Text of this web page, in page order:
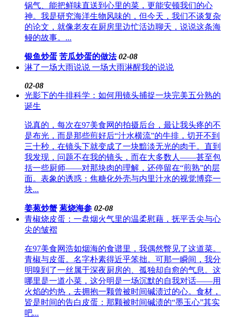
锅气、能把鲜味直送到心里的菜，更能安顿我们的心
神。我是研究海洋生物风味的，但今天，我们不谈复杂
的论文，就像老友在厨房里边忙活边聊天，说说这条海
鳗的故事。...
银鱼炒蛋 苦瓜炒蛋的做法 02-08
淋了一场大雨说说 一场大雨淋醒我的说说
02-08
光影下的牛排科学：如何用镜头捕捉一块完美五分熟的
诞生
说真的，每次在97美食网的拍摄后台，最让我头疼的不
是布光，而是那些煎好后“汁水横流”的牛排，切开不到
三十秒，在镜头下就变成了一块黯淡无光的肉干。直到
我发现，问题不在我的镜头，而在大多数人——甚至包
括一些厨师——对那块肉的理解，还停留在“煎熟”的层
面。表象的诱惑：焦糖化外壳与内里汁水的视觉博弈一
块...
姜葱炒蟹 葱烧海参 02-08
青椒烧皮蛋：一盘烟火气里的温柔慰藉，抚平舌尖与心
尖的皱褶
在97美食网浩如烟海的食谱里，我偶然瞥见了这道菜。
青椒与皮蛋。名字朴素得近乎笨拙。可那一瞬间，我分
明嗅到了一丝属于深夜厨房的、孤独却自愈的气息。这
哪里是一道小菜，这分明是一场沉默的自我对话——用
火焰的灼热，去拥抱一颗曾被时间碱渍过的心。食材，
皆是时间的告白皮蛋：那颗被时间碱渍的“墨玉心”其实
吧...